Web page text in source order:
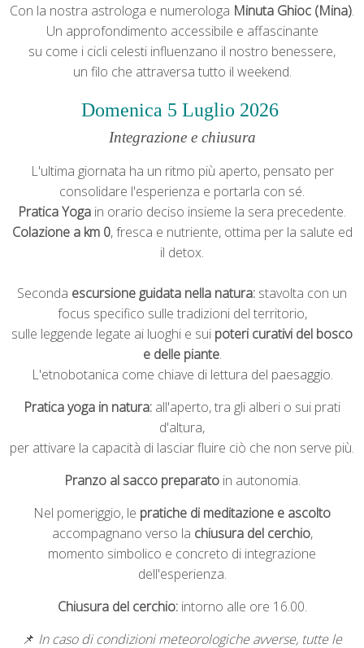
Con la nostra astrologa e numerologa Minuta Ghioc (Mina).
Un approfondimento accessibile e affascinante
su come i cicli celesti influenzano il nostro benessere,
un filo che attraversa tutto il weekend.
Domenica 5 Luglio 2026
Integrazione e chiusura
L'ultima giornata ha un ritmo più aperto, pensato per
consolidare l'esperienza e portarla con sé.
Pratica Yoga in orario deciso insieme la sera precedente.
Colazione a km 0, fresca e nutriente, ottima per la salute ed
il detox.
Seconda escursione guidata nella natura: stavolta con un
focus specifico sulle tradizioni del territorio,
sulle leggende legate ai luoghi e sui poteri curativi del bosco
e delle piante.
L'etnobotanica come chiave di lettura del paesaggio.
Pratica yoga in natura: all'aperto, tra gli alberi o sui prati
d'altura,
per attivare la capacità di lasciar fluire ciò che non serve più.
Pranzo al sacco preparatoin autonomia.
Nel pomeriggio, le pratiche di meditazione e ascolto
accompagnano verso la chiusura del cerchio,
momento simbolico e concreto di integrazione
dell'esperienza.
Chiusura del cerchio:intorno alle ore 16.00.
📌 In caso di condizioni meteorologiche avverse, tutte le